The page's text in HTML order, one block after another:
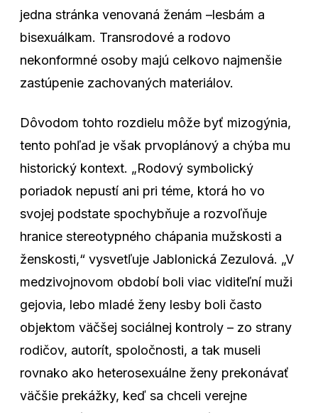
jedna stránka venovaná ženám –lesbám a
bisexuálkam. Transrodové a rodovo
nekonformné osoby majú celkovo najmenšie
zastúpenie zachovaných materiálov.
Dôvodom tohto rozdielu môže byť mizogýnia,
tento pohľad je však prvoplánový a chýba mu
historický kontext. „Rodový symbolický
poriadok nepustí ani pri téme, ktorá ho vo
svojej podstate spochybňuje a rozvoľňuje
hranice stereotypného chápania mužskosti a
ženskosti,“ vysvetľuje Jablonická Zezulová. „V
medzivojnovom období boli viac viditeľní muži
gejovia, lebo mladé ženy lesby boli často
objektom väčšej sociálnej kontroly – zo strany
rodičov, autorít, spoločnosti, a tak museli
rovnako ako heterosexuálne ženy prekonávať
väčšie prekážky, keď sa chceli verejne